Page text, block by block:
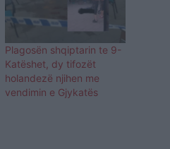
Plagosën shqiptarin te 9-
Katëshet, dy tifozët
holandezë njihen me
vendimin e Gjykatës